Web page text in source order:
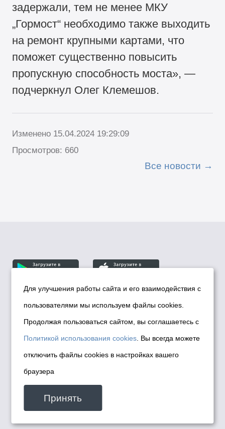
задержали, тем не менее МКУ
„Гормост“ необходимо также выходить
на ремонт крупными картами, что
поможет существенно повысить
пропускную способность моста», —
подчеркнул Олег Клемешов.
Изменено 15.04.2024 19:29:09
Просмотров: 660
Все новости
© Департамент информационной политики мэрии
города Новосибирска, 2026
Политика использования Cookies
Политика по обработке персональных
данных в информационных системах
мэрии города Новосибирска
Техническая поддержка сайта -
malinchukvl@mail.ru
Для улучшения работы сайта и его взаимодействия с
пользователями мы используем файлы cookies.
Продолжая пользоваться сайтом, вы соглашаетесь с
Политикой использования cookies . Вы всегда можете
отключить файлы cookies в настройках вашего
браузера
Принять